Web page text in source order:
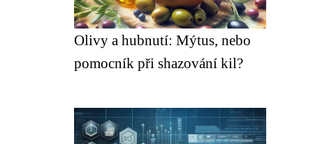
Olivy a hubnutí: Mýtus, nebo
pomocník při shazování kil?